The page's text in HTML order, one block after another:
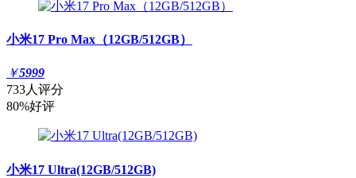
小米17 Pro Max（12GB/512GB）
￥5999
733人评分
80%好评
小米17 Ultra(12GB/512GB)